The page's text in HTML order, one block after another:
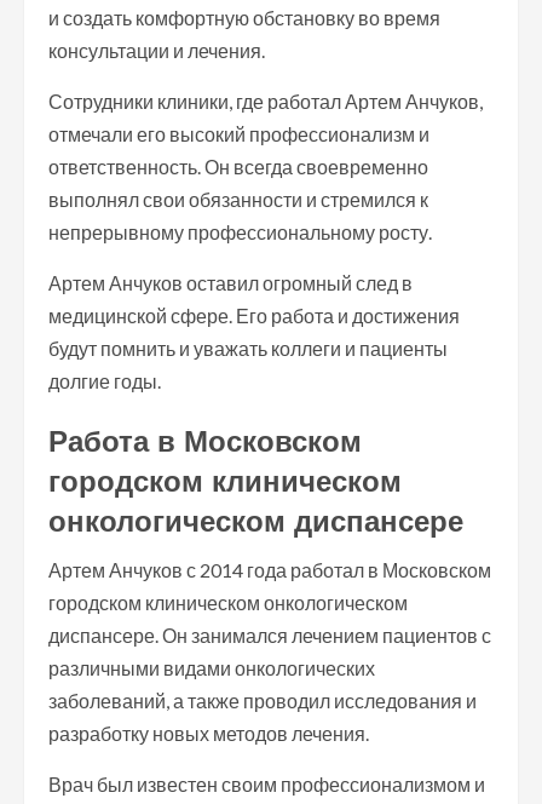
и создать комфортную обстановку во время
консультации и лечения.
Сотрудники клиники, где работал Артем Анчуков,
отмечали его высокий профессионализм и
ответственность. Он всегда своевременно
выполнял свои обязанности и стремился к
непрерывному профессиональному росту.
Артем Анчуков оставил огромный след в
медицинской сфере. Его работа и достижения
будут помнить и уважать коллеги и пациенты
долгие годы.
Работа в Московском
городском клиническом
онкологическом диспансере
Артем Анчуков с 2014 года работал в Московском
городском клиническом онкологическом
диспансере. Он занимался лечением пациентов с
различными видами онкологических
заболеваний, а также проводил исследования и
разработку новых методов лечения.
Врач был известен своим профессионализмом и